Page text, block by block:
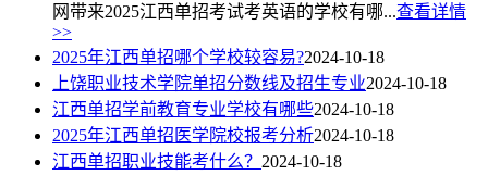
网带来2025江西单招考试考英语的学校有哪...查看详情
>>
2025年江西单招哪个学校较容易?2024-10-18
上饶职业技术学院单招分数线及招生专业2024-10-18
江西单招学前教育专业学校有哪些2024-10-18
2025年江西单招医学院校报考分析2024-10-18
江西单招职业技能考什么？ 2024-10-18